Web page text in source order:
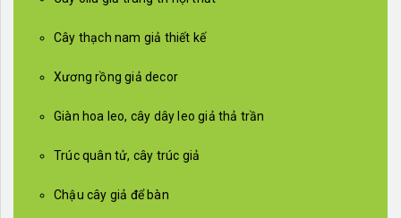
Cây thạch nam giả thiết kế
Xương rồng giả decor
Giàn hoa leo, cây dây leo giả thả trần
Trúc quân tử, cây trúc giả
Chậu cây giả để bàn